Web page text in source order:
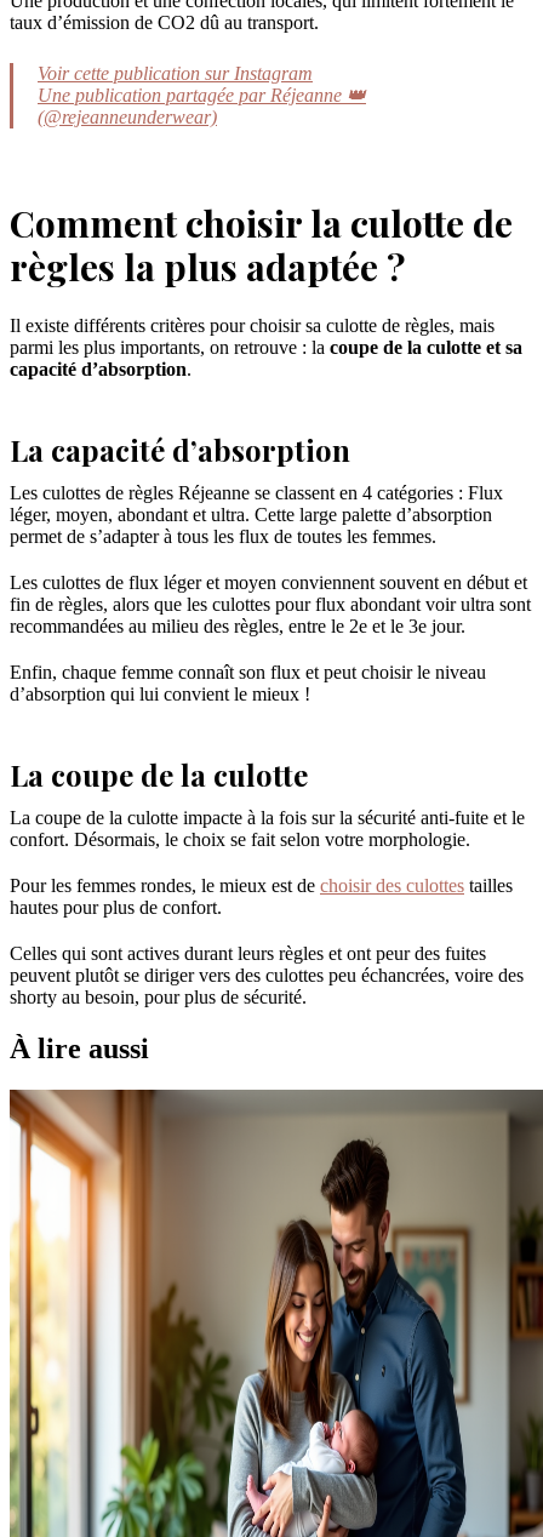
taux d’émission de CO2 dû au transport.
Voir cette publication sur Instagram
Une publication partagée par Réjeanne 👑
(@rejeanneunderwear)
Comment choisir la culotte de
règles la plus adaptée ?
Il existe différents critères pour choisir sa culotte de règles, mais
parmi les plus importants, on retrouve : la coupe de la culotte et sa
capacité d’absorption.
La capacité d’absorption
Les culottes de règles Réjeanne se classent en 4 catégories : Flux
léger, moyen, abondant et ultra. Cette large palette d’absorption
permet de s’adapter à tous les flux de toutes les femmes.
Les culottes de flux léger et moyen conviennent souvent en début et
fin de règles, alors que les culottes pour flux abondant voir ultra sont
recommandées au milieu des règles, entre le 2e et le 3e jour.
Enfin, chaque femme connaît son flux et peut choisir le niveau
d’absorption qui lui convient le mieux !
La coupe de la culotte
La coupe de la culotte impacte à la fois sur la sécurité anti-fuite et le
confort. Désormais, le choix se fait selon votre morphologie.
Pour les femmes rondes, le mieux est de choisir des culottes tailles
hautes pour plus de confort.
Celles qui sont actives durant leurs règles et ont peur des fuites
peuvent plutôt se diriger vers des culottes peu échancrées, voire des
shorty au besoin, pour plus de sécurité.
À lire aussi